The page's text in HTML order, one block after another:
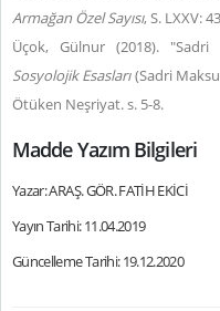
Armağan Özel Sayısı, S. LXXV:
Üçok, Gülnur (2018). "Sadri
Sosyolojik Esasları(Sadri
Ötüken Neşriyat. s. 5-8.
Madde Yazım Bilgileri
Yazar: ARAŞ. GÖR. FATİH EKİCİ
Yayın Tarihi: 11.04.2019
Güncelleme Tarihi: 19.12.2020